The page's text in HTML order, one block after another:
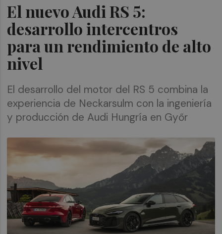
El nuevo Audi RS 5:
desarrollo intercentros
para un rendimiento de alto
nivel
El desarrollo del motor del RS 5 combina la
experiencia de Neckarsulm con la ingeniería
y producción de Audi Hungría en Győr